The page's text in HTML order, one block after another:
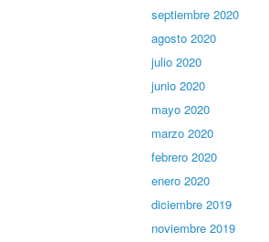
septiembre 2020
agosto 2020
julio 2020
junio 2020
mayo 2020
marzo 2020
febrero 2020
enero 2020
diciembre 2019
noviembre 2019